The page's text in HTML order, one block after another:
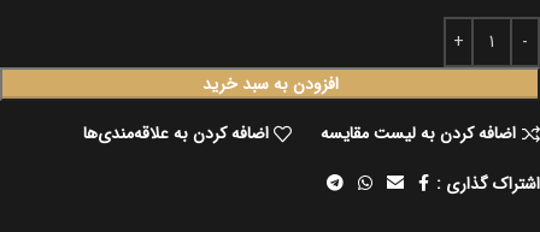
افزودن به سبد خرید
اضافه کردن به لیست مقایسه
اضافه کردن به علاقه‌مندی‌ها
اشتراک گذاری :